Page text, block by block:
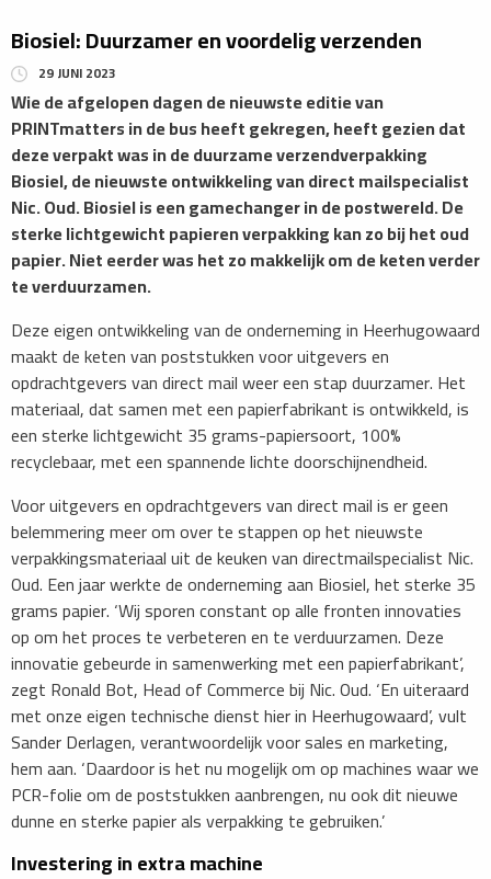
Biosiel: Duurzamer en voordelig verzenden
29 JUNI 2023
Wie de afgelopen dagen de nieuwste editie van
PRINTmatters in de bus heeft gekregen, heeft gezien dat
deze verpakt was in de duurzame verzendverpakking
Biosiel, de nieuwste ontwikkeling van direct mailspecialist
Nic. Oud. Biosiel is een gamechanger in de postwereld. De
sterke lichtgewicht papieren verpakking kan zo bij het oud
papier. Niet eerder was het zo makkelijk om de keten verder
te verduurzamen.
Deze eigen ontwikkeling van de onderneming in Heerhugowaard
maakt de keten van poststukken voor uitgevers en
opdrachtgevers van direct mail weer een stap duurzamer. Het
materiaal, dat samen met een papierfabrikant is ontwikkeld, is
een sterke lichtgewicht 35 grams-papiersoort, 100%
recyclebaar, met een spannende lichte doorschijnendheid.
Voor uitgevers en opdrachtgevers van direct mail is er geen
belemmering meer om over te stappen op het nieuwste
verpakkingsmateriaal uit de keuken van directmailspecialist Nic.
Oud. Een jaar werkte de onderneming aan Biosiel, het sterke 35
grams papier. ‘Wij sporen constant op alle fronten innovaties
op om het proces te verbeteren en te verduurzamen. Deze
innovatie gebeurde in samenwerking met een papierfabrikant’,
zegt Ronald Bot, Head of Commerce bij Nic. Oud. ‘En uiteraard
met onze eigen technische dienst hier in Heerhugowaard’, vult
Sander Derlagen, verantwoordelijk voor sales en marketing,
hem aan. ‘Daardoor is het nu mogelijk om op machines waar we
PCR-folie om de poststukken aanbrengen, nu ook dit nieuwe
dunne en sterke papier als verpakking te gebruiken.’
Investering in extra machine